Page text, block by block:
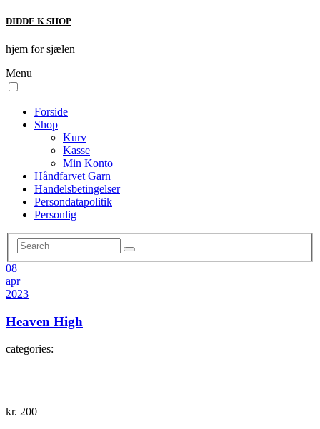
DIDDE K SHOP
hjem for sjælen
Menu
Forside
Shop
Kurv
Kasse
Min Konto
Håndfarvet Garn
Handelsbetingelser
Persondatapolitik
Personlig
08
apr
2023
Heaven High
categories:
kr. 200